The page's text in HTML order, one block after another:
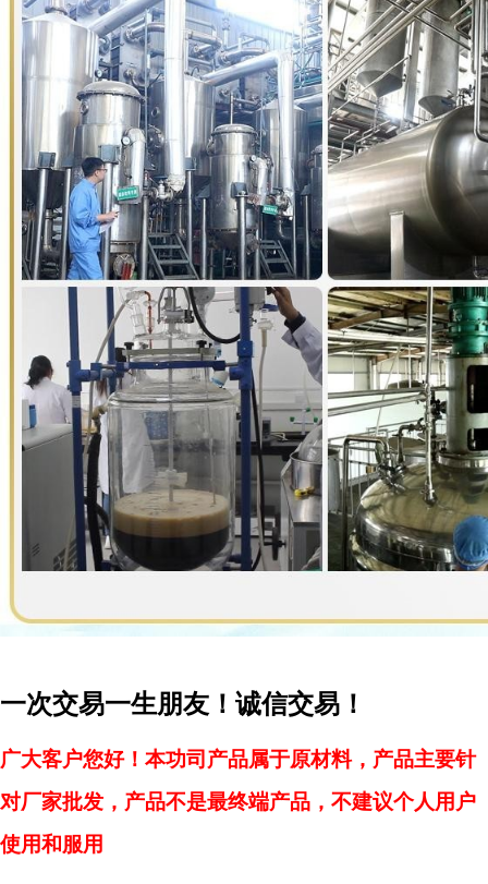
一次交易一生朋友！诚信交易！
广大客户您好！本功司产品属于原材料，产品主要针
对厂家批发，产品不是最终端产品，不建议个人用户
使用和服用